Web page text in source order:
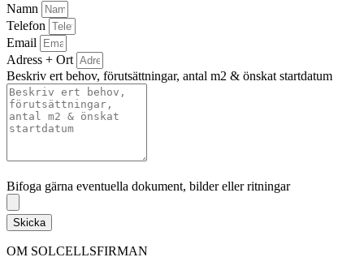
Namn
Telefon
Email
Adress + Ort
Beskriv ert behov, förutsättningar, antal m2 & önskat startdatum
Bifoga gärna eventuella dokument, bilder eller ritningar
Skicka
OM SOLCELLSFIRMAN